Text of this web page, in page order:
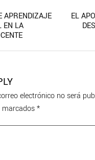
APRENDIZAJE
EN LA
EL
electrónico no será
marcados*